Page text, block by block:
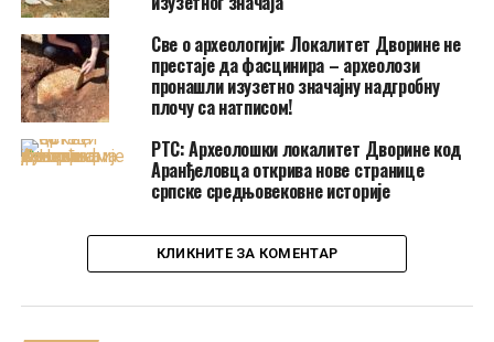
Све о археологији: Локалитет Дворине не
престаје да фасцинира – археолози
пронашли изузетно значајну надгробну
плочу са натписом!
РТС: Археолошки локалитет Дворине код
Аранђеловца открива нове странице
српске средњовековне историје
КЛИКНИТЕ ЗА КОМЕНТАР